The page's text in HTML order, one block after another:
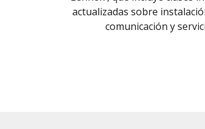
actualizadas sobre
comunicación y